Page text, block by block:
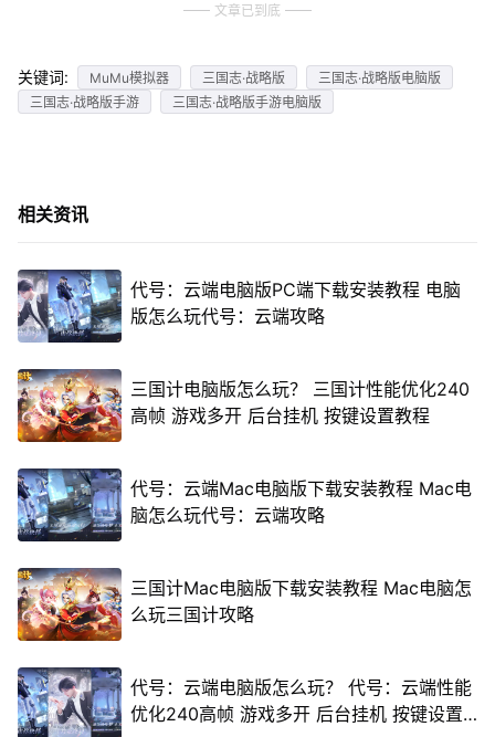
文章已到底
关键词: MuMu模拟器 三国志·战略版
三国志·战略版电脑版
三国志·战略版手游
三国志·战略版手游电脑版
相关资讯
代号：云端电脑版PC端下载安装教程 电脑
版怎么玩代号：云端攻略
三国计电脑版怎么玩？ 三国计性能优化240
高帧 游戏多开 后台挂机 按键设置教程
代号：云端Mac电脑版下载安装教程 Mac电
脑怎么玩代号：云端攻略
三国计Mac电脑版下载安装教程 Mac电脑怎
么玩三国计攻略
代号：云端电脑版怎么玩？ 代号：云端性能
优化240高帧 游戏多开 后台挂机 按键设置